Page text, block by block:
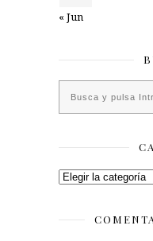
« Jun
Categorías